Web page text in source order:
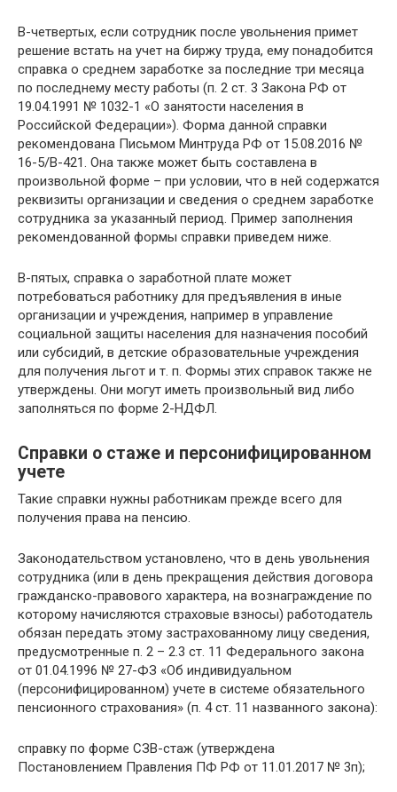
В-четвертых, если сотрудник после увольнения примет
решение встать на учет на биржу труда, ему понадобится
справка о среднем заработке за последние три месяца
по последнему месту работы (п. 2 ст. 3 Закона РФ от
19.04.1991 № 1032-1 «О занятости населения в
Российской Федерации»). Форма данной справки
рекомендована Письмом Минтруда РФ от 15.08.2016 №
16-5/В-421. Она также может быть составлена в
произвольной форме – при условии, что в ней содержатся
реквизиты организации и сведения о среднем заработке
сотрудника за указанный период. Пример заполнения
рекомендованной формы справки приведем ниже.
В-пятых, справка о заработной плате может
потребоваться работнику для предъявления в иные
организации и учреждения, например в управление
социальной защиты населения для назначения пособий
или субсидий, в детские образовательные учреждения
для получения льгот и т. п. Формы этих справок также не
утверждены. Они могут иметь произвольный вид либо
заполняться по форме 2-НДФЛ.
Справки о стаже и персонифицированном
учете
Такие справки нужны работникам прежде всего для
получения права на пенсию.
Законодательством установлено, что в день увольнения
сотрудника (или в день прекращения действия договора
гражданско-правового характера, на вознаграждение по
которому начисляются страховые взносы) работодатель
обязан передать этому застрахованному лицу сведения,
предусмотренные п. 2 – 2.3 ст. 11 Федерального закона
от 01.04.1996 № 27-ФЗ «Об индивидуальном
(персонифицированном) учете в системе обязательного
пенсионного страхования» (п. 4 ст. 11 названного закона):
справку по форме СЗВ-стаж (утверждена
Постановлением Правления ПФ РФ от 11.01.2017 № 3п);